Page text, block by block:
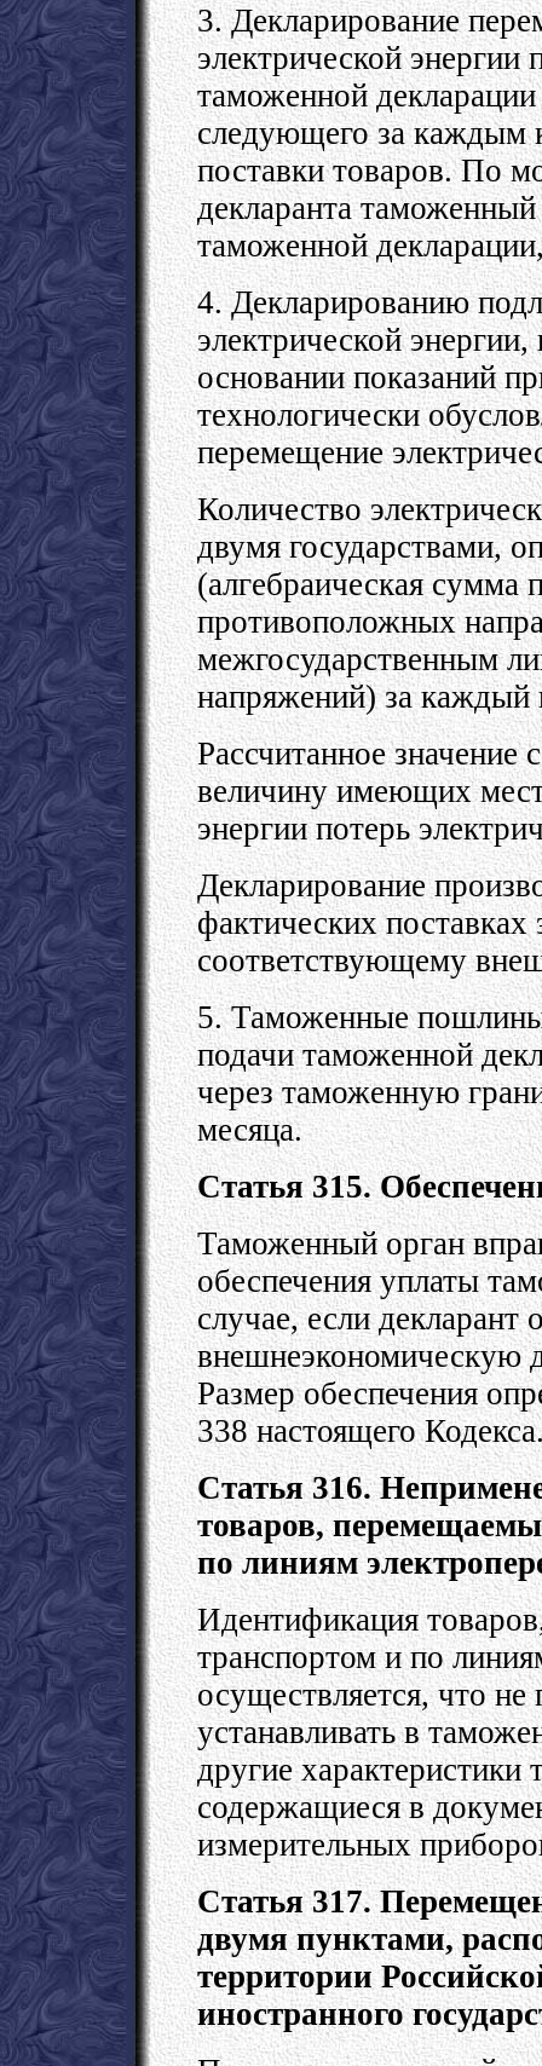
3. Декларирование
электрической энергии
таможенной
следующего за каждым
поставки товаров. По
декларанта
таможенной
4. Декларированию
электрической энергии,
основании показаний
технологически
перемещение
Количество
двумя государствами,
(алгебраическая сумма
противоположных
межгосударственным
напряжений) за каждый
Рассчитанное значение
величину имеющих
энергии потерь
Декларирование
фактических поставках
соответствующему
5. Таможенные
подачи таможенной
через таможенную
месяца.
Статья 315.
Таможенный орган
обеспечения уплаты
случае, если декларант
внешнеэкономическую
Размер обеспечения
338 настоящего
Статья 316.
товаров,
по линиям
Идентификация
транспортом и по
осуществляется, что
устанавливать в
другие характеристики
содержащиеся в
измерительных
Статья 317.
двумя пунктами,
территории
иностранного